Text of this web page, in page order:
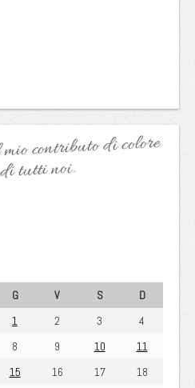
contributo di colore
tutti noi.
G V S
D
1
2 3
4
8 9 10
11
15 16 17
18